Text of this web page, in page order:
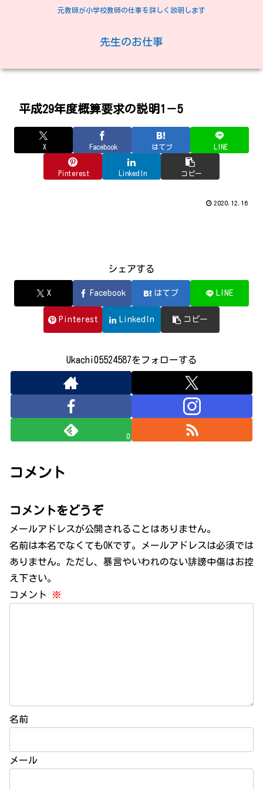
元教師が小学校教師の仕事を詳しく説明します
先生のお仕事
平成29年度概算要求の説明1－5
X Facebook はてブ LINE
Pinterest LinkedIn コピー
2020.12.16
シェアする
X Facebook はてブ LINE
Pinterest LinkedIn コピー
Ukachi05524587をフォローする
0
コメント
コメントをどうぞ
メールアドレスが公開されることはありません。
名前は本名でなくてもOKです。メールアドレスは必須では
ありません。ただし、暴言やいわれのない誹謗中傷はお控
え下さい。
コメント
※
名前
メール